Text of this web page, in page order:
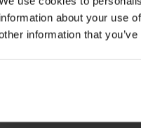
information about your use
information that